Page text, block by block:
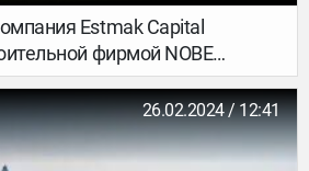
Estmak Capital
фирмой NOBE
первого в
Novotel Living с
Строительство
недели на улице Поорди
26.02.2024 / 12:41